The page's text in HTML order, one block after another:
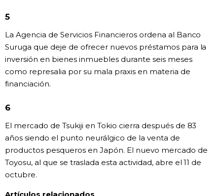
5
La Agencia de Servicios Financieros ordena al Banco
Suruga que deje de ofrecer nuevos préstamos para la
inversión en bienes inmuebles durante seis meses
como represalia por su mala praxis en materia de
financiación.
6
El mercado de Tsukiji en Tokio cierra después de 83
años siendo el punto neurálgico de la venta de
productos pesqueros en Japón. El nuevo mercado de
Toyosu, al que se traslada esta actividad, abre el 11 de
octubre.